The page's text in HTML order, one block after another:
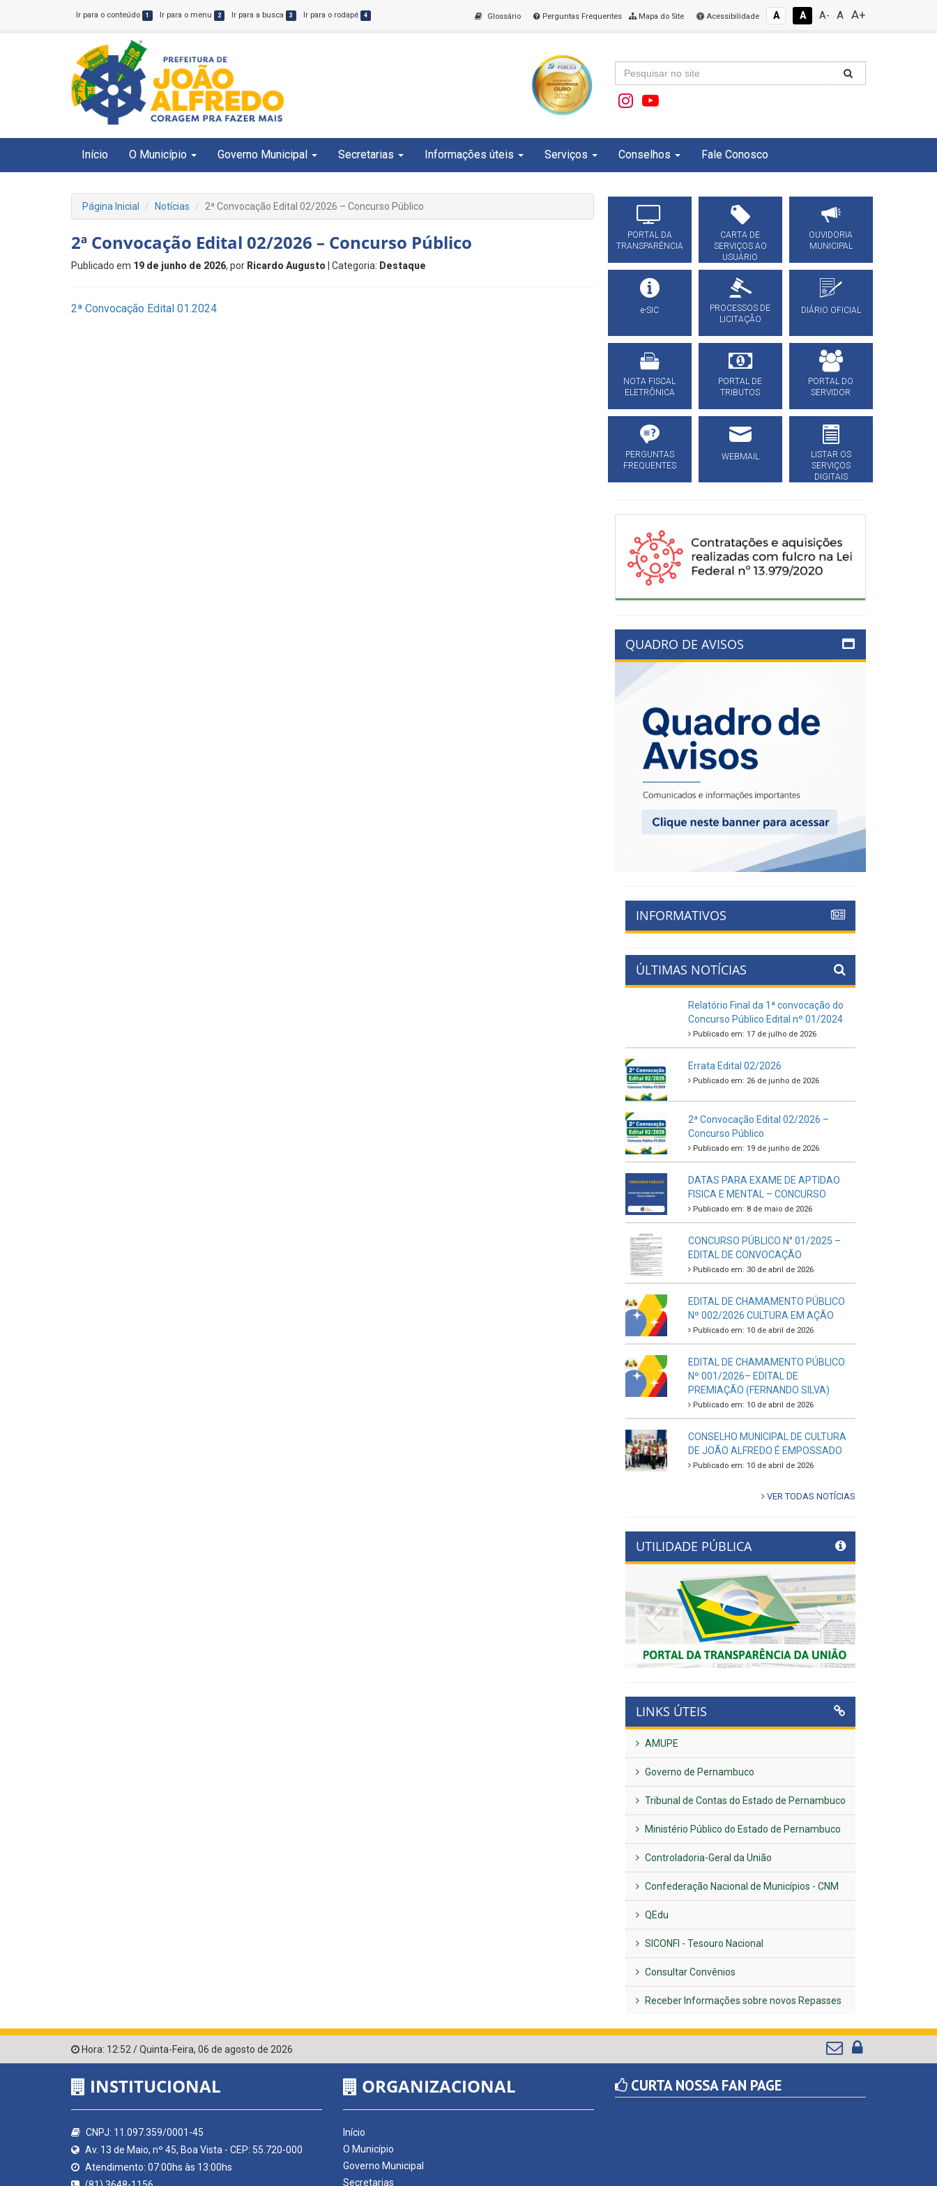
Ir para o conteúdo 1 Ir para o menu 2 Ir para a busca 3 Ir para o rodapé 4 Glossário Perguntas Frequentes Mapa do Site Acessibilidade A A A- A A+
Início O Município Governo Municipal Secretarias Informações úteis Serviços Conselhos Fale Conosco
Página Inicial Notícias 2ª Convocação Edital 02/2026 – Concurso Público
2ª Convocação Edital 02/2026 – Concurso Público
Publicado em 19 de junho de 2026, por Ricardo Augusto | Categoria: Destaque
2ª Convocação Edital 01.2024
PORTAL DA
TRANSPARÊNCIA
CARTA DE
SERVIÇOS AO
USUÁRIO
OUVIDORIA
MUNICIPAL
e-SIC
PROCESSOS DE
LICITAÇÃO
DIÁRIO OFICIAL
NOTA FISCAL
ELETRÔNICA
PORTAL DE
TRIBUTOS
PORTAL DO
SERVIDOR
PERGUNTAS
FREQUENTES
WEBMAIL
LISTAR OS
SERVIÇOS
DIGITAIS
QUADRO DE AVISOS
INFORMATIVOS
ÚLTIMAS NOTÍCIAS
Relatório Final da 1ª convocação do
Concurso Público Edital nº 01/2024
Publicado em: 17 de julho de 2026
Errata Edital 02/2026
Publicado em: 26 de junho de 2026
2ª Convocação Edital 02/2026 –
Concurso Público
Publicado em: 19 de junho de 2026
DATAS PARA EXAME DE APTIDAO
FISICA E MENTAL – CONCURSO
Publicado em: 8 de maio de 2026
CONCURSO PÚBLICO N° 01/2025 –
EDITAL DE CONVOCAÇÃO
Publicado em: 30 de abril de 2026
EDITAL DE CHAMAMENTO PÚBLICO
Nº 002/2026 CULTURA EM AÇÃO
Publicado em: 10 de abril de 2026
EDITAL DE CHAMAMENTO PÚBLICO
Nº 001/2026– EDITAL DE
PREMIAÇÃO (FERNANDO SILVA)
Publicado em: 10 de abril de 2026
CONSELHO MUNICIPAL DE CULTURA
DE JOÃO ALFREDO É EMPOSSADO
Publicado em: 10 de abril de 2026
VER TODAS NOTÍCIAS
UTILIDADE PÚBLICA
Previous Next
LINKS ÚTEIS
AMUPE
Governo de Pernambuco
Tribunal de Contas do Estado de Pernambuco
Ministério Público do Estado de Pernambuco
Controladoria-Geral da União
Confederação Nacional de Municípios - CNM
QEdu
SICONFI - Tesouro Nacional
Consultar Convênios
Receber Informações sobre novos Repasses
Hora: 12:52 /Quinta-Feira, 06 de agosto de 2026
INSTITUCIONAL
CNPJ: 11.097.359/0001-45
Av. 13 de Maio, nº 45, Boa Vista - CEP: 55.720-000
Atendimento: 07:00hs às 13:00hs
ORGANIZACIONAL
Início
O Município
Governo Municipal
Secretarias
CURTA NOSSA FAN PAGE